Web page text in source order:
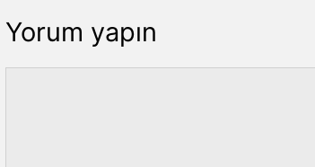
Yorum yapın